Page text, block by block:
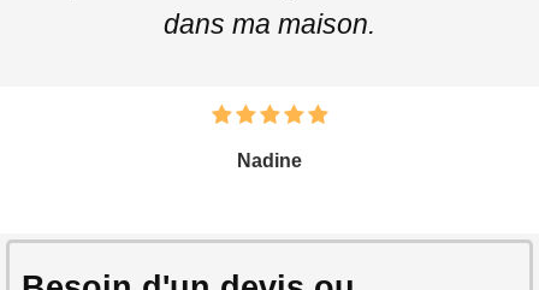
dans ma maison.
Nadine